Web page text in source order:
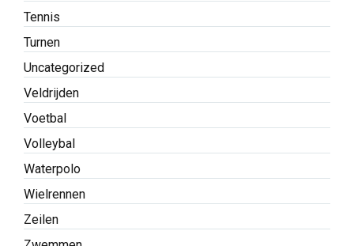
Tennis
Turnen
Uncategorized
Veldrijden
Voetbal
Volleybal
Waterpolo
Wielrennen
Zeilen